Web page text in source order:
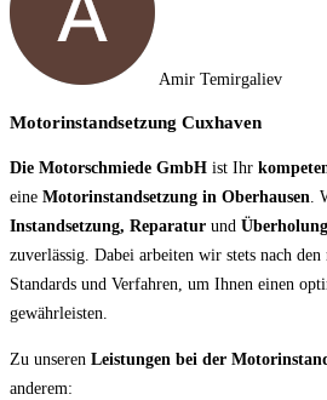
Amir Temirgaliev
Motorinstandsetzung Cuxhaven
Die Motorschmiede GmbH ist Ihr
eine Motorinstandsetzung in Oberhausen .
Instandsetzung, Reparatur und Überholung
zuverlässig. Dabei arbeiten wir stets nach den
Standards und Verfahren, um Ihnen einen
gewährleisten.
Zu unseren Leistungen bei der
anderem: